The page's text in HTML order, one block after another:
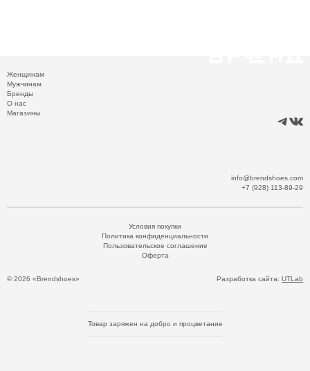
Женщинам
Мужчинам
Бренды
О нас
Магазины
info@brendshoes.com
+7 (928) 113-89-29
© 2026 «Brendshoes»
Условия покупки
Политика конфиденциальности
Пользовательское соглашение
Оферта
Разработка сайта: UTLab
Товар заряжен на добро и процветание